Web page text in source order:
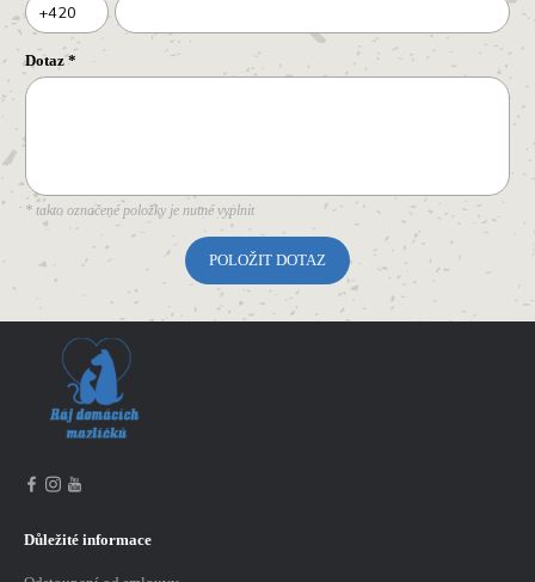
+420
Dotaz*
* takto označené položky je nutné vyplnit
Důležité informace